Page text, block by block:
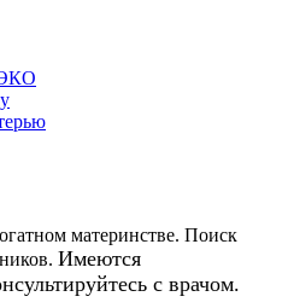
материнстве. Поиск
Имеются
с врачом.